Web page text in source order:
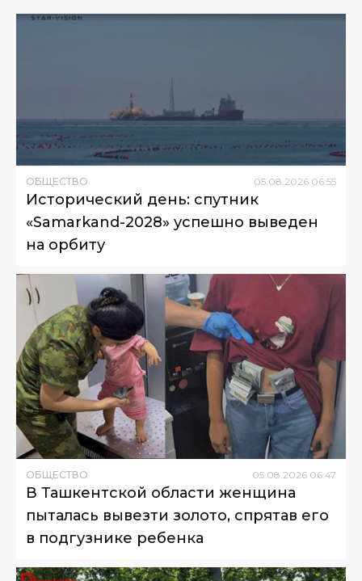
ОБЩЕСТВО 05 08 2026 06:55
Исторический день: спутник
«Samarkand-2028» успешно выведен
на орбиту
ОБЩЕСТВО 05.08.2026 06:47
В Ташкентской области женщина
пыталась вывезти золото, спрятав его
в подгузнике ребенка